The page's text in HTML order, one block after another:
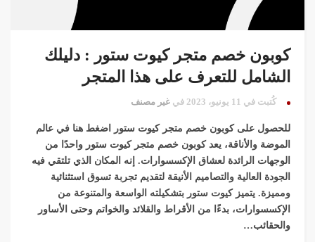
كوبون خصم متجر كيوت ستور : دليلك
الشامل للتعرف على هذا المتجر
كُتبت في 11 يونيو، 2023 في غير مصنف
للحصول على كوبون خصم متجر كيوت ستور اضغط هنا في عالم
الموضة والأناقة، يعد كوبون خصم متجر كيوت ستور واحدًا من
الوجهات الرائدة لعشاق الإكسسوارات. إنه المكان الذي تلتقي فيه
الجودة العالية والتصاميم الأنيقة لتقديم تجربة تسوق استثنائية
ومميزة. يتميز كيوت ستور بتشكيلته الواسعة والمتنوعة من
الإكسسوارات، بدءًا من الأقراط والقلائد والخواتم وحتى الأساور
والحقائب…